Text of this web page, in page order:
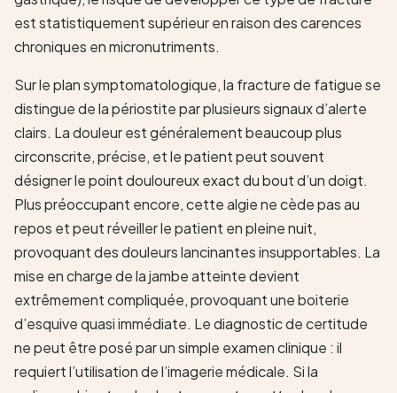
est statistiquement supérieur en raison des carences
chroniques en micronutriments.
Sur le plan symptomatologique, la fracture de fatigue se
distingue de la périostite par plusieurs signaux d’alerte
clairs. La douleur est généralement beaucoup plus
circonscrite, précise, et le patient peut souvent
désigner le point douloureux exact du bout d’un doigt.
Plus préoccupant encore, cette algie ne cède pas au
repos et peut réveiller le patient en pleine nuit,
provoquant des douleurs lancinantes insupportables. La
mise en charge de la jambe atteinte devient
extrêmement compliquée, provoquant une boiterie
d’esquive quasi immédiate. Le diagnostic de certitude
ne peut être posé par un simple examen clinique : il
requiert l’utilisation de l’imagerie médicale. Si la